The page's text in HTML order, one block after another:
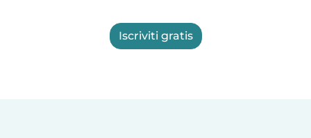
Iscriviti gratis